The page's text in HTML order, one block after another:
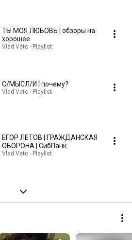
ТЫ МОЯ ЛЮБОВЬ | обзоры на
хорошее
Vlad Veto · Playlist
С/МЫСЛ/И | почему?
Vlad Veto · Playlist
ЕГОР ЛЕТОВ | ГРАЖДАНСКАЯ
ОБОРОНА | СибПанк
Vlad Veto · Playlist